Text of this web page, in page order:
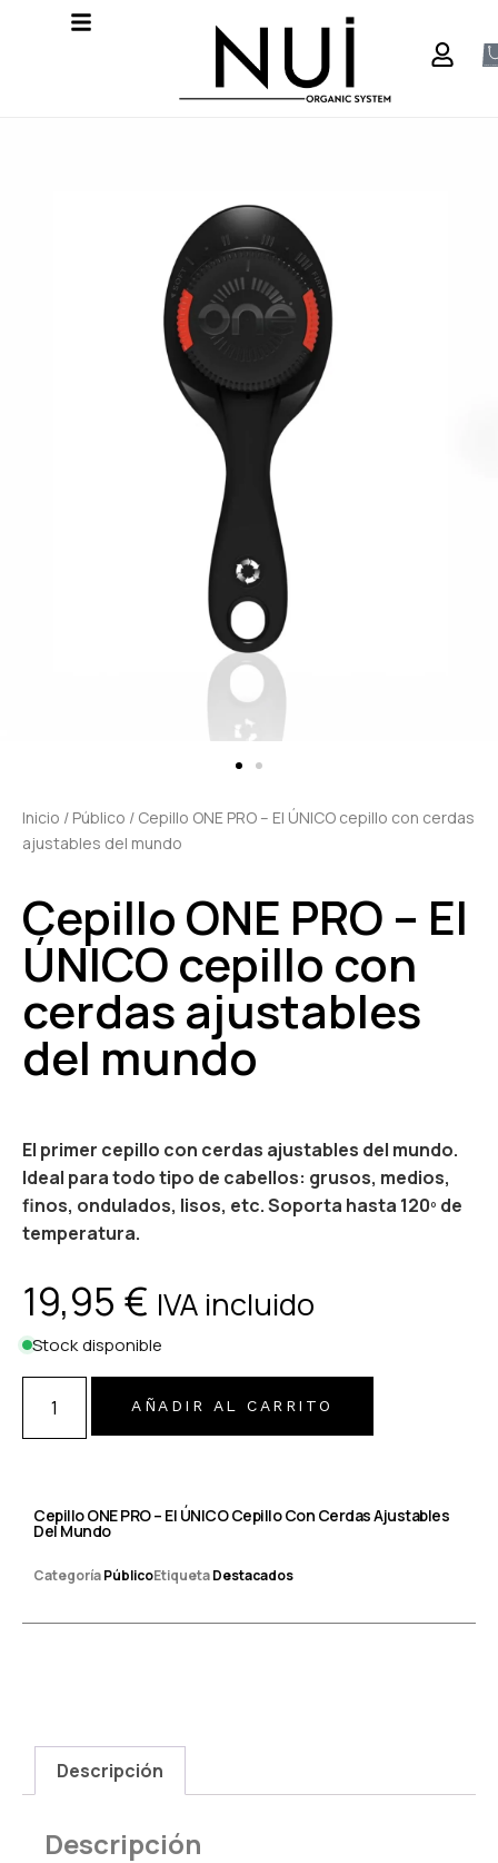
Inicio / Público / Cepillo ONE PRO – El ÚNICO cepillo con cerdas
ajustables del mundo
Cepillo ONE PRO – El
ÚNICO cepillo con
cerdas ajustables
del mundo
El primer cepillo con cerdas ajustables del mundo.
Ideal para todo tipo de cabellos: grusos, medios,
finos, ondulados, lisos, etc. Soporta hasta 120º de
temperatura.
19,95 € IVA incluido
Stock disponible
AÑADIR AL CARRITO
Cepillo ONE PRO – El ÚNICO Cepillo Con Cerdas Ajustables
Del Mundo
CategoríaPúblicoEtiquetaDestacados
Descripción
Descripción